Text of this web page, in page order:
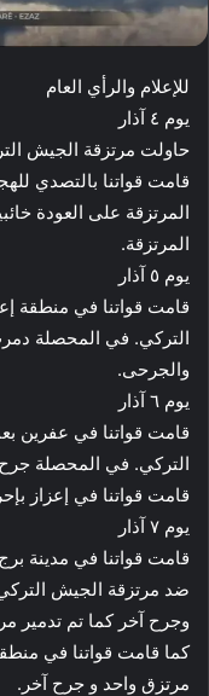
للإعلام والرأي العام
يوم ٤ آذار
حاولت مرتزقة الجيش
قامت قواتنا بالتصدي
المرتزقة على العودة
المرتزقة.
يوم ٥ آذار
قامت قواتنا في منطقة
التركي. في المحصلة
والجرحى.
يوم ٦ آذار
قامت قواتنا في عفرين
التركي. في المحصلة جرح
قامت قواتنا في إعزاز
يوم ٧ آذار
قامت قواتنا في مدينة برج
ضد مرتزقة الجيش
وجرح آخر كما تم تدمير
كما قامت قواتنا في
مرتزق واحد و جرح آخر.